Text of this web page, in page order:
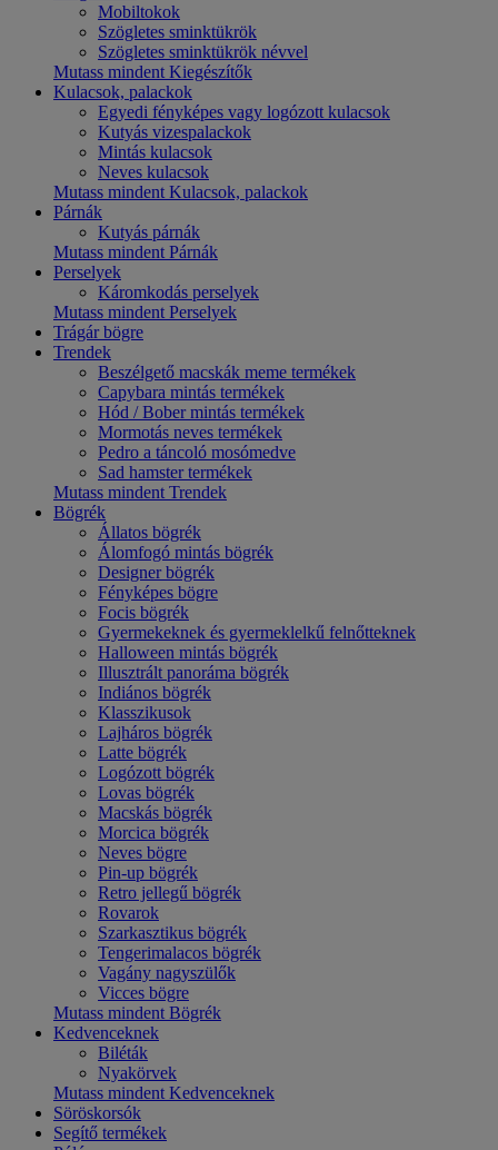
Mobiltokok
Szögletes sminktükrök
Szögletes sminktükrök névvel
Mutass mindent Kiegészítők
Kulacsok, palackok
Egyedi fényképes vagy logózott kulacsok
Kutyás vizespalackok
Mintás kulacsok
Neves kulacsok
Mutass mindent Kulacsok, palackok
Párnák
Kutyás párnák
Mutass mindent Párnák
Perselyek
Káromkodás perselyek
Mutass mindent Perselyek
Trágár bögre
Trendek
Beszélgető macskák meme termékek
Capybara mintás termékek
Hód / Bober mintás termékek
Mormotás neves termékek
Pedro a táncoló mosómedve
Sad hamster termékek
Mutass mindent Trendek
Bögrék
Állatos bögrék
Álomfogó mintás bögrék
Designer bögrék
Fényképes bögre
Focis bögrék
Gyermekeknek és gyermeklelkű felnőtteknek
Halloween mintás bögrék
Illusztrált panoráma bögrék
Indiános bögrék
Klasszikusok
Lajháros bögrék
Latte bögrék
Logózott bögrék
Lovas bögrék
Macskás bögrék
Morcica bögrék
Neves bögre
Pin-up bögrék
Retro jellegű bögrék
Rovarok
Szarkasztikus bögrék
Tengerimalacos bögrék
Vagány nagyszülők
Vicces bögre
Mutass mindent Bögrék
Kedvenceknek
Biléták
Nyakörvek
Mutass mindent Kedvenceknek
Söröskorsók
Segítő termékek